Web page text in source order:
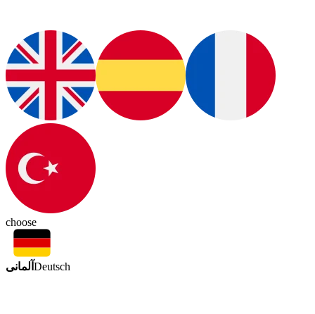
choose
آلمانی Deutsch